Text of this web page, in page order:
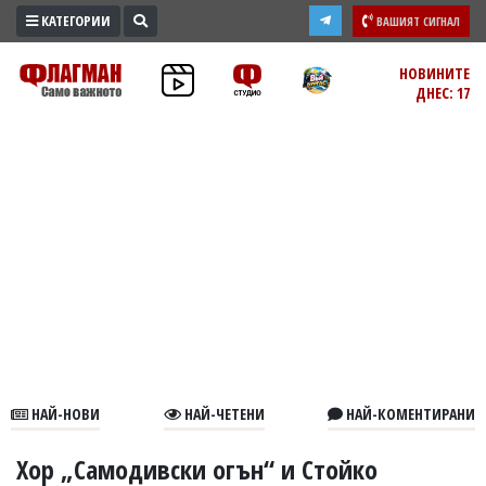
ПРОМО
ЗОНА
В
КАТЕГОРИИ ВАШИЯТ СИГНАЛ
НОВИНИТЕ
ДНЕС: 17
НАЙ-НОВИ НАЙ-ЧЕТЕНИ НАЙ-КОМЕНТИРАНИ
Хор „Самодивски огън“ и Стойко